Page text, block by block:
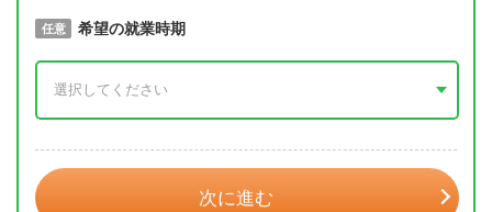
必須 取得予定年
任意 希望の就業時期
次に進む